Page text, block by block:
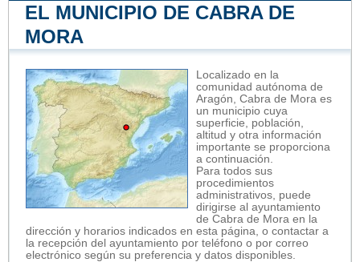
EL MUNICIPIO DE CABRA DE
MORA
Localizado en la
comunidad autónoma de
Aragón, Cabra de Mora es
un municipio cuya
superficie, población,
altitud y otra información
importante se proporciona
a continuación.
Para todos sus
procedimientos
administrativos, puede
dirigirse al ayuntamiento
de Cabra de Mora en la
dirección y horarios indicados en esta página, o contactar a
la recepción del ayuntamiento por teléfono o por correo
electrónico según su preferencia y datos disponibles.